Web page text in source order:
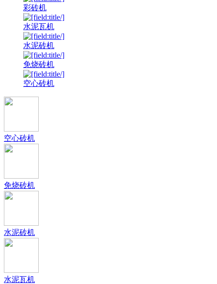
彩砖机
水泥瓦机
水泥砖机
免烧砖机
空心砖机
空心砖机
免烧砖机
水泥砖机
水泥瓦机